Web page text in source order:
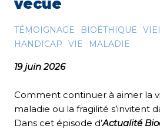
vécue
TÉMOIGNAGE BIOÉTHIQUE
HANDICAP
VIE MALADIE
19 juin 2026
Comment continuer à aimer la
maladie ou la fragilité s’invitent
Dans cet épisode d’Actualité